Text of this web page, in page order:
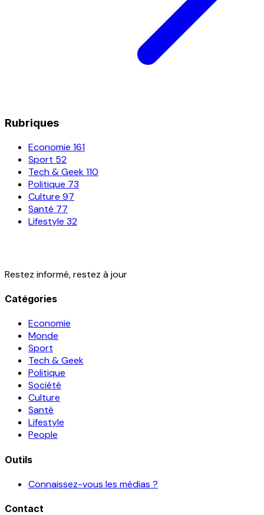
Rubriques
Economie 161
Sport 52
Tech & Geek110
Politique 73
Culture 97
Santé 77
Lifestyle 32
Restez informé, restez à jour
Catégories
Economie
Monde
Sport
Tech & Geek
Politique
Société
Culture
Santé
Lifestyle
People
Outils
Connaissez-vous les médias ?
Contact